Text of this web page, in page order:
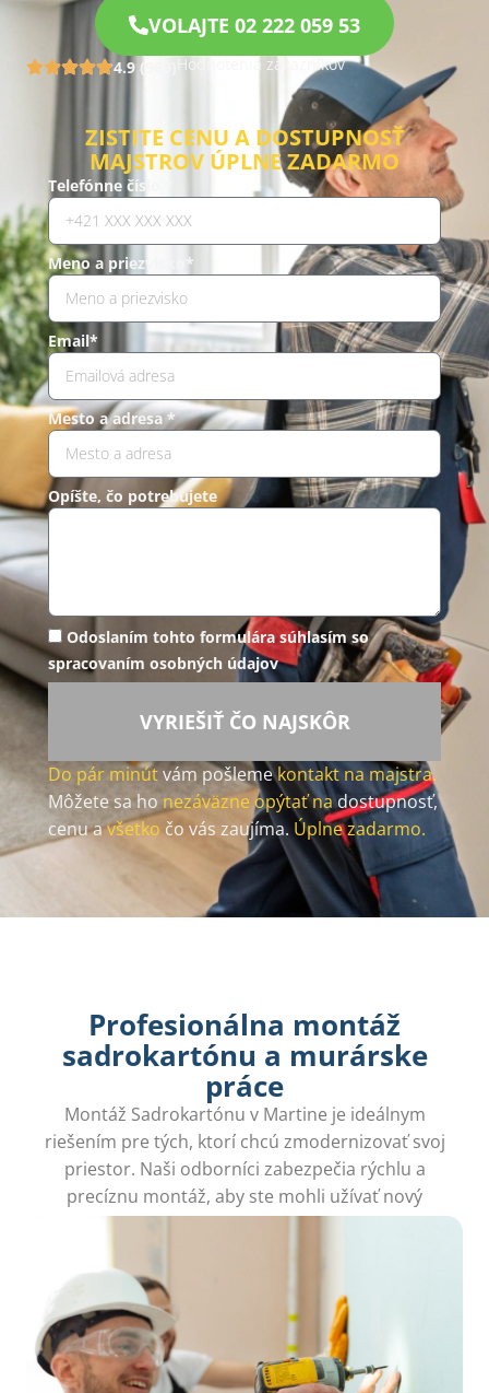
VOLAJTE 02 222 059 53
4.9 (960) Hodnotenia zákazníkov
ZISTITE CENU A DOSTUPNOSŤ
MAJSTROV ÚPLNE ZADARMO
Telefónne číslo *
Meno a priezvisko*
Email*
Mesto a adresa *
Opíšte, čo potrebujete
Odoslaním tohto formulára súhlasím so
spracovaním osobných údajov
VYRIEŠIŤ ČO NAJSKÔR
Do pár minútvám pošlemekontakt na majstra.
Môžete sa honezáväzne opýtať nadostupnosť,
cenu avšetko čo vás zaujíma.Úplne zadarmo.
Profesionálna montáž
sadrokartónu a murárske
práce
Montáž Sadrokartónu v Martine je ideálnym
riešením pre tých, ktorí chcú zmodernizovať svoj
priestor. Naši odborníci zabezpečia rýchlu a
precíznu montáž, aby ste mohli užívať nový
interiér bez stresu.